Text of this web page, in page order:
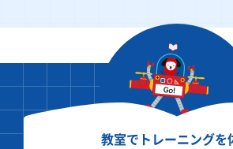
教室でトレーニングを